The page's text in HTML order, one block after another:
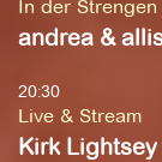
In der Strengen
andrea &
20:30
Live & Stream
Kirk